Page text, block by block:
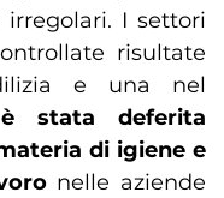
I settori
risultate
e una nel
stata deferita
di igiene e
nelle aziende